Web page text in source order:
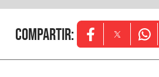
Compartir: Opens in new
Opens in